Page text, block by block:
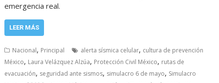
emergencia real.
LEER MÁS
Nacional, Principal alerta sísmica celular, cultura de prevención
México, Laura Velázquez Alzúa, Protección Civil México, rutas de
evacuación, seguridad ante sismos, simulacro 6 de mayo, Simulacro